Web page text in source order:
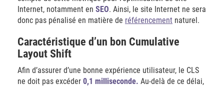
Internet, notamment en SEO. Ainsi, le site Internet ne sera
donc pas pénalisé en matière de référencement naturel.
Caractéristique d’un bon Cumulative
Layout Shift
Afin d’assurer d’une bonne expérience utilisateur, le CLS
ne doit pas excéder 0,1 milliseconde. Au-delà de ce délai,